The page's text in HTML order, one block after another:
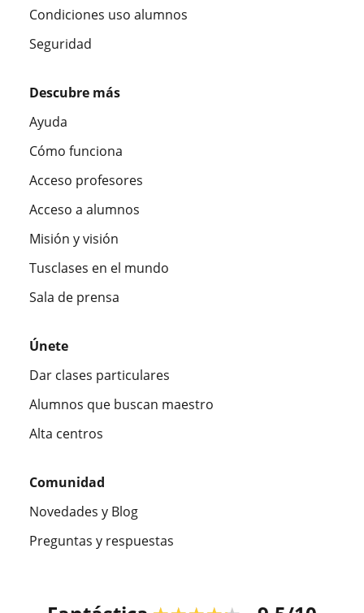
Condiciones uso alumnos
Seguridad
Descubre más
Ayuda
Cómo funciona
Acceso profesores
Acceso a alumnos
Misión y visión
Tusclases en el mundo
Sala de prensa
Únete
Dar clases particulares
Alumnos que buscan maestro
Alta centros
Comunidad
Novedades y Blog
Preguntas y respuestas